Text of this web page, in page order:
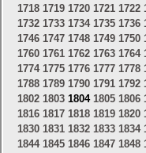
1718 1719 1720 1721 1722
1732 1733 1734 1735 1736
1746 1747 1748 1749 1750
1760 1761 1762 1763 1764
1774 1775 1776 1777 1778
1788 1789 1790 1791 1792
1802 1803 1804 1805 1806
1816 1817 1818 1819 1820
1830 1831 1832 1833 1834
1844 1845 1846 1847 1848